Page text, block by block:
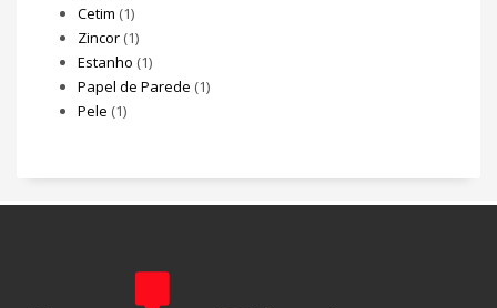
Cetim (1)
Zincor (1)
Estanho (1)
Papel de Parede (1)
Pele (1)